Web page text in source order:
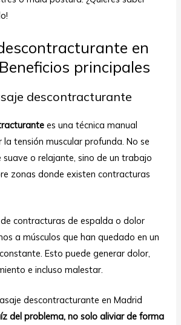
en
principales
descontracturante
es una técnica manual
tensión muscular profunda. No se
o relajante, sino de un trabajo
zonas donde existen contracturas
contracturas de espalda o dolor
a músculos que han quedado en un
Esto puede generar dolor,
e incluso malestar.
descontracturante en Madrid
del problema, no solo aliviar de forma